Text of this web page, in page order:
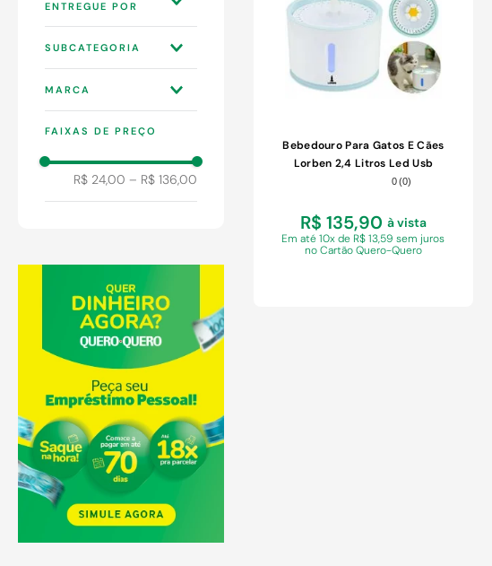
3P
SUBCATEGORIA
GATO
BEBEDOUROS E
COMEDOUROS
MARCA
FAIXAS DE PREÇO
R$ 24,00 – R$ 136,00
Bebedouro Para Gatos E Cães
Lorben 2,4 Litros Led Usb
Filtragem Purificação Gt6106
0(0)
R$ 135,90 à vista
Ematé 10x de R$ 13,59 sem juros
no Cartão Quero-Quero